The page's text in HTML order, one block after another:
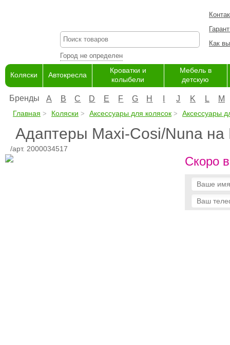
Город не определен
Как
Коляски Автокресла
Кроватки и
колыбели
Мебель в
детскую
Бренды A B C D E F G H J K L M
Главная Коляски Аксессуары для колясок Аксессуары
Адаптеры Maxi-Cosi/Nuna
/арт. 2000034517
Скоро